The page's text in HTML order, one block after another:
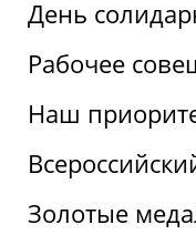
День
Рабочее
Наш
Золотые